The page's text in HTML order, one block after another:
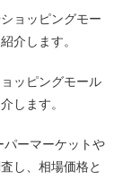
ョッピングモー
介します。
ッピングモール
します。
パーマーケットや
し、相場価格と